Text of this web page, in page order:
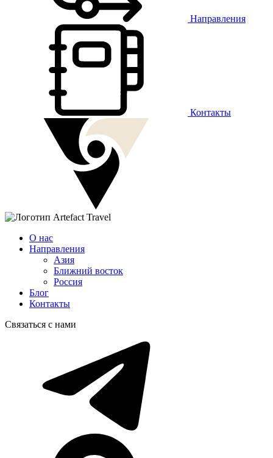
Направления
Контакты
О нас
Направления
Азия
Ближний восток
Россия
Блог
Контакты
Связаться с нами